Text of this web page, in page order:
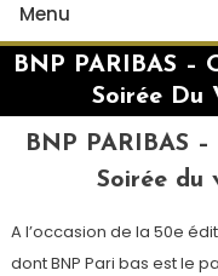
Menu
BNP PARIBAS –
Soirée Du
BNP PARIBAS
Soirée du
A l’occasion de la 50e
dont BNP Pari bas est le